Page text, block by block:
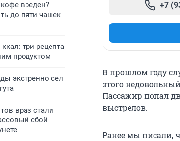
вреден?
до пяти чашек
ккал: три рецепта
продуктом
экстренно сел
враз стали
сбой
+7
В прошлом году
этого
Пассажир попал
выстрелов.
Ранее мы писали,